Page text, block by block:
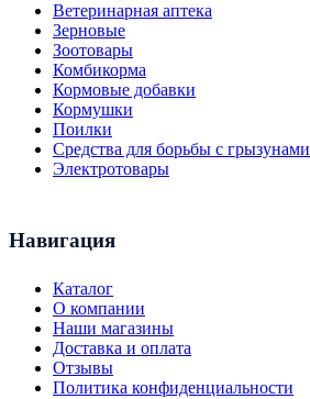
Ветеринарная аптека
Зерновые
Зоотовары
Комбикорма
Кормовые добавки
Кормушки
Поилки
Средства для борьбы с грызунами
Электротовары
Навигация
Каталог
О компании
Наши магазины
Доставка и оплата
Отзывы
Политика конфиденциальности